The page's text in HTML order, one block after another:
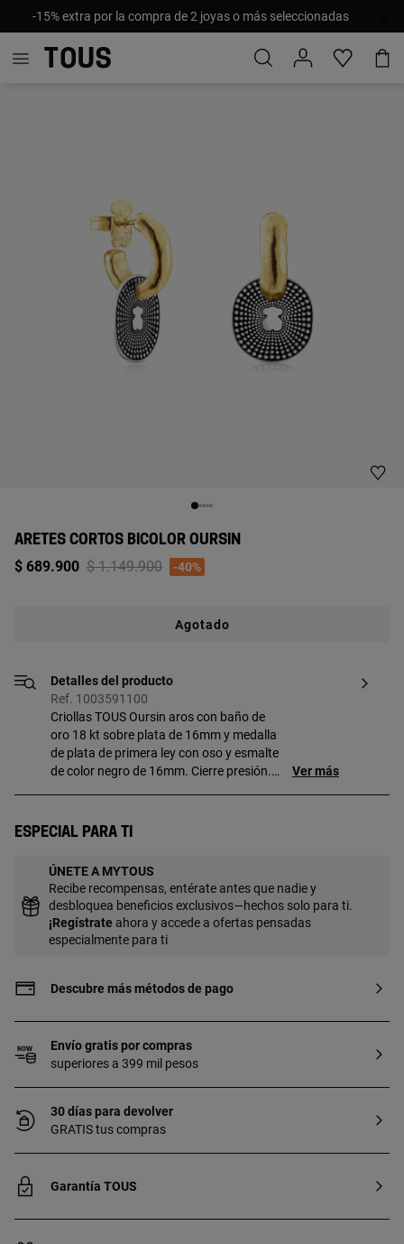
-15% extra por la compra de 2 joyas o más seleccionadas
ARETES CORTOS BICOLOR OURSIN
$ 689.900 Price reduced from
$ 1.149.900to-40%
Agotado
Detalles del producto
Ref. 1003591100
Criollas TOUS Oursin aros con baño de
oro 18 kt sobre plata de 16mm y medalla
de plata de primera ley con oso y esmalte
de color negro de 16mm. Cierre presión.
ningún otro metal entre ambos. Técnica
Ver más
Especial para ti
ÚNETE A MYTOUS
Recibe recompensas, entérate antes que nadie y
desbloquea beneficios exclusivos—hechos solo para ti.
¡Regístrate ahora y accede a ofertas pensadas
especialmente para ti
Descubre más métodos de pago
Envío gratis por compras
superiores a 399 mil pesos
30 días para devolver
GRATIS tus compras
Garantía TOUS